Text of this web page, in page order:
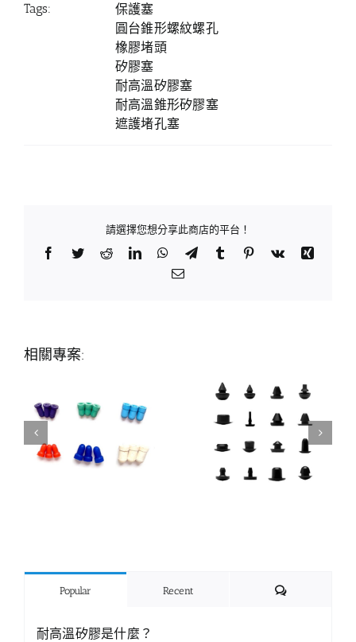
Tags:
保護塞
圓台錐形螺紋螺孔
橡膠堵頭
矽膠塞
耐高溫矽膠塞
耐高溫錐形矽膠塞
遮護堵孔塞
請選擇您想分享此商店的平台！
Facebook
TwitterRedditLinkedInWhatsApp
TelegramTumblr Pinterest
Vk
Xing
Email:
相關專案:
Popular Recent Comments
耐高溫矽膠是什麼？